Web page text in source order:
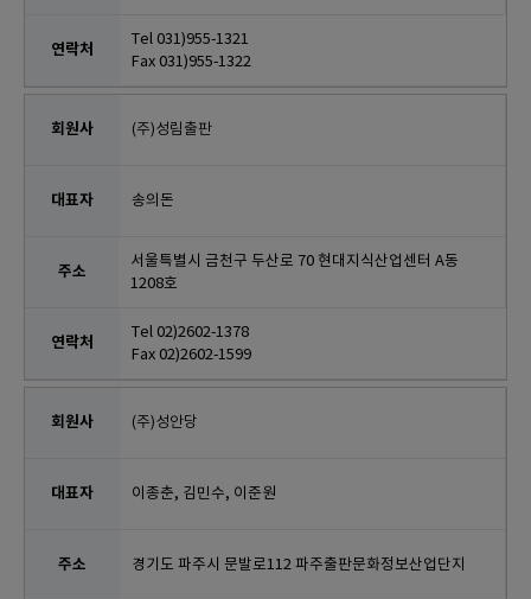
Tel 031)955-1321
Fax 031)955-1322
(주)성림출판
송의돈
서울특별시 금천구 두산로 70 현대지식산업센터 A동
1208호
Tel 02)2602-1378
Fax 02)2602-1599
(주)성안당
이종춘, 김민수, 이준원
경기도 파주시 문발로112 파주출판문화정보산업단지